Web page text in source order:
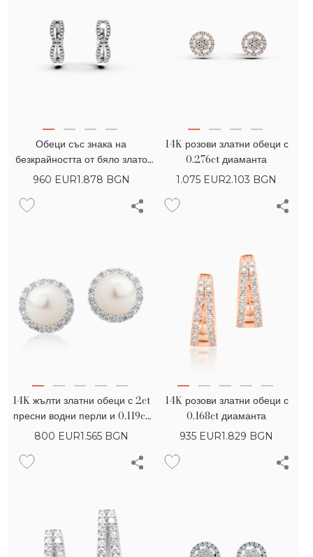
Обеци със знака на
безкрайността от бяло злато
14К с диаманти 0.15гкт.
960 EUR1.878 BGN
14K розови златни обеци с
0.276ct диаманта
1.075 EUR2.103 BGN
14K жълти златни обеци с 2ct
пресни водни перли и 0.119ct
диаманти
800 EUR1.565 BGN
14K розови златни обеци с
0.168ct диаманта
935 EUR1.829 BGN